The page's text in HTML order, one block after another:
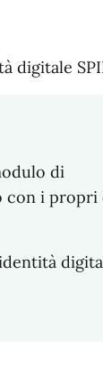
digitale
di
con i propri